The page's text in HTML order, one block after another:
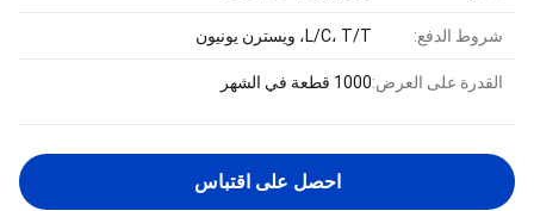
شروط الدفع: L/C، T/T، ويسترن يونيون
القدرة على العرض:1000 قطعة في الشهر
احصل على اقتباس